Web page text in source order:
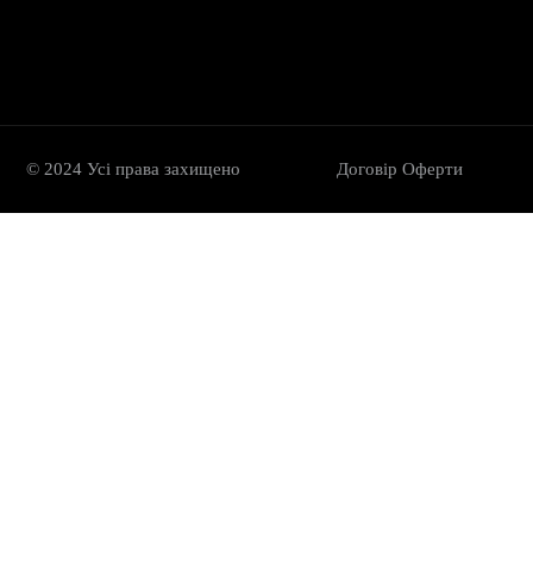
© 2024 Усі права захищено Договір Oферти